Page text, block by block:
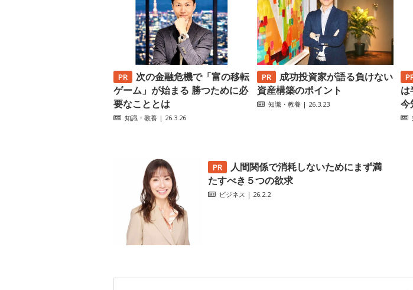
次の金融危機で「富の移転
ゲーム」が始まる 勝つために必
要なこととは
知識・教養 | 26.3.26
成功投資家が語る負けない
資産構築のポイント
知識・教養 | 26.3.23
今
人間関係で消耗しないためにまず満
たすべき５つの欲求
ビジネス | 26.2.2